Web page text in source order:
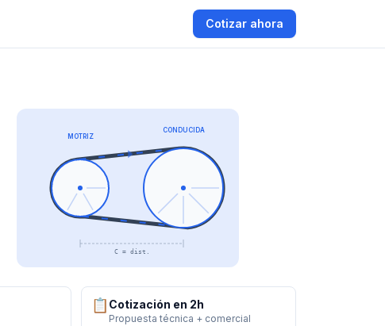
Cotizar ahora
C = dist.
MOTRIZ
CONDUCIDA
📋 Cotización en 2h
Propuesta técnica + comercial